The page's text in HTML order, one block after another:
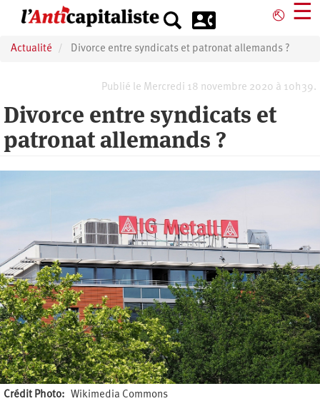
principal
⎋ ☰
Actualité Divorce entre syndicats et patronat allemands ?
Publié le Mercredi 18 novembre 2020 à 10h39.
Divorce entre syndicats et
patronat allemands ?
Crédit Photo Wikimedia Commons